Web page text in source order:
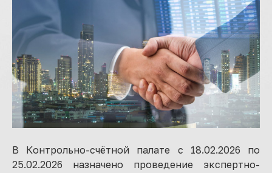
В Контрольно-счётной палате с 18.02.2026 по
25.02.2026 назначено проведение экспертно-